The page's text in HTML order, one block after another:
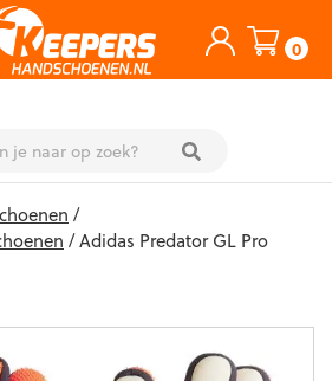
0
/
/ Adidas Predator GL Pro